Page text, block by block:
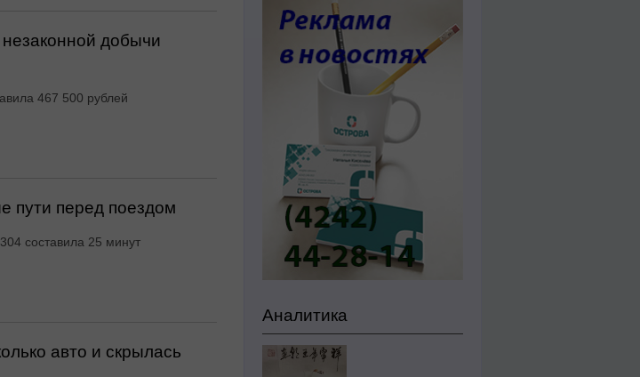
добычи
467 500 рублей
пути перед поездом
составила 25 минут
авто и скрылась
Аналитика